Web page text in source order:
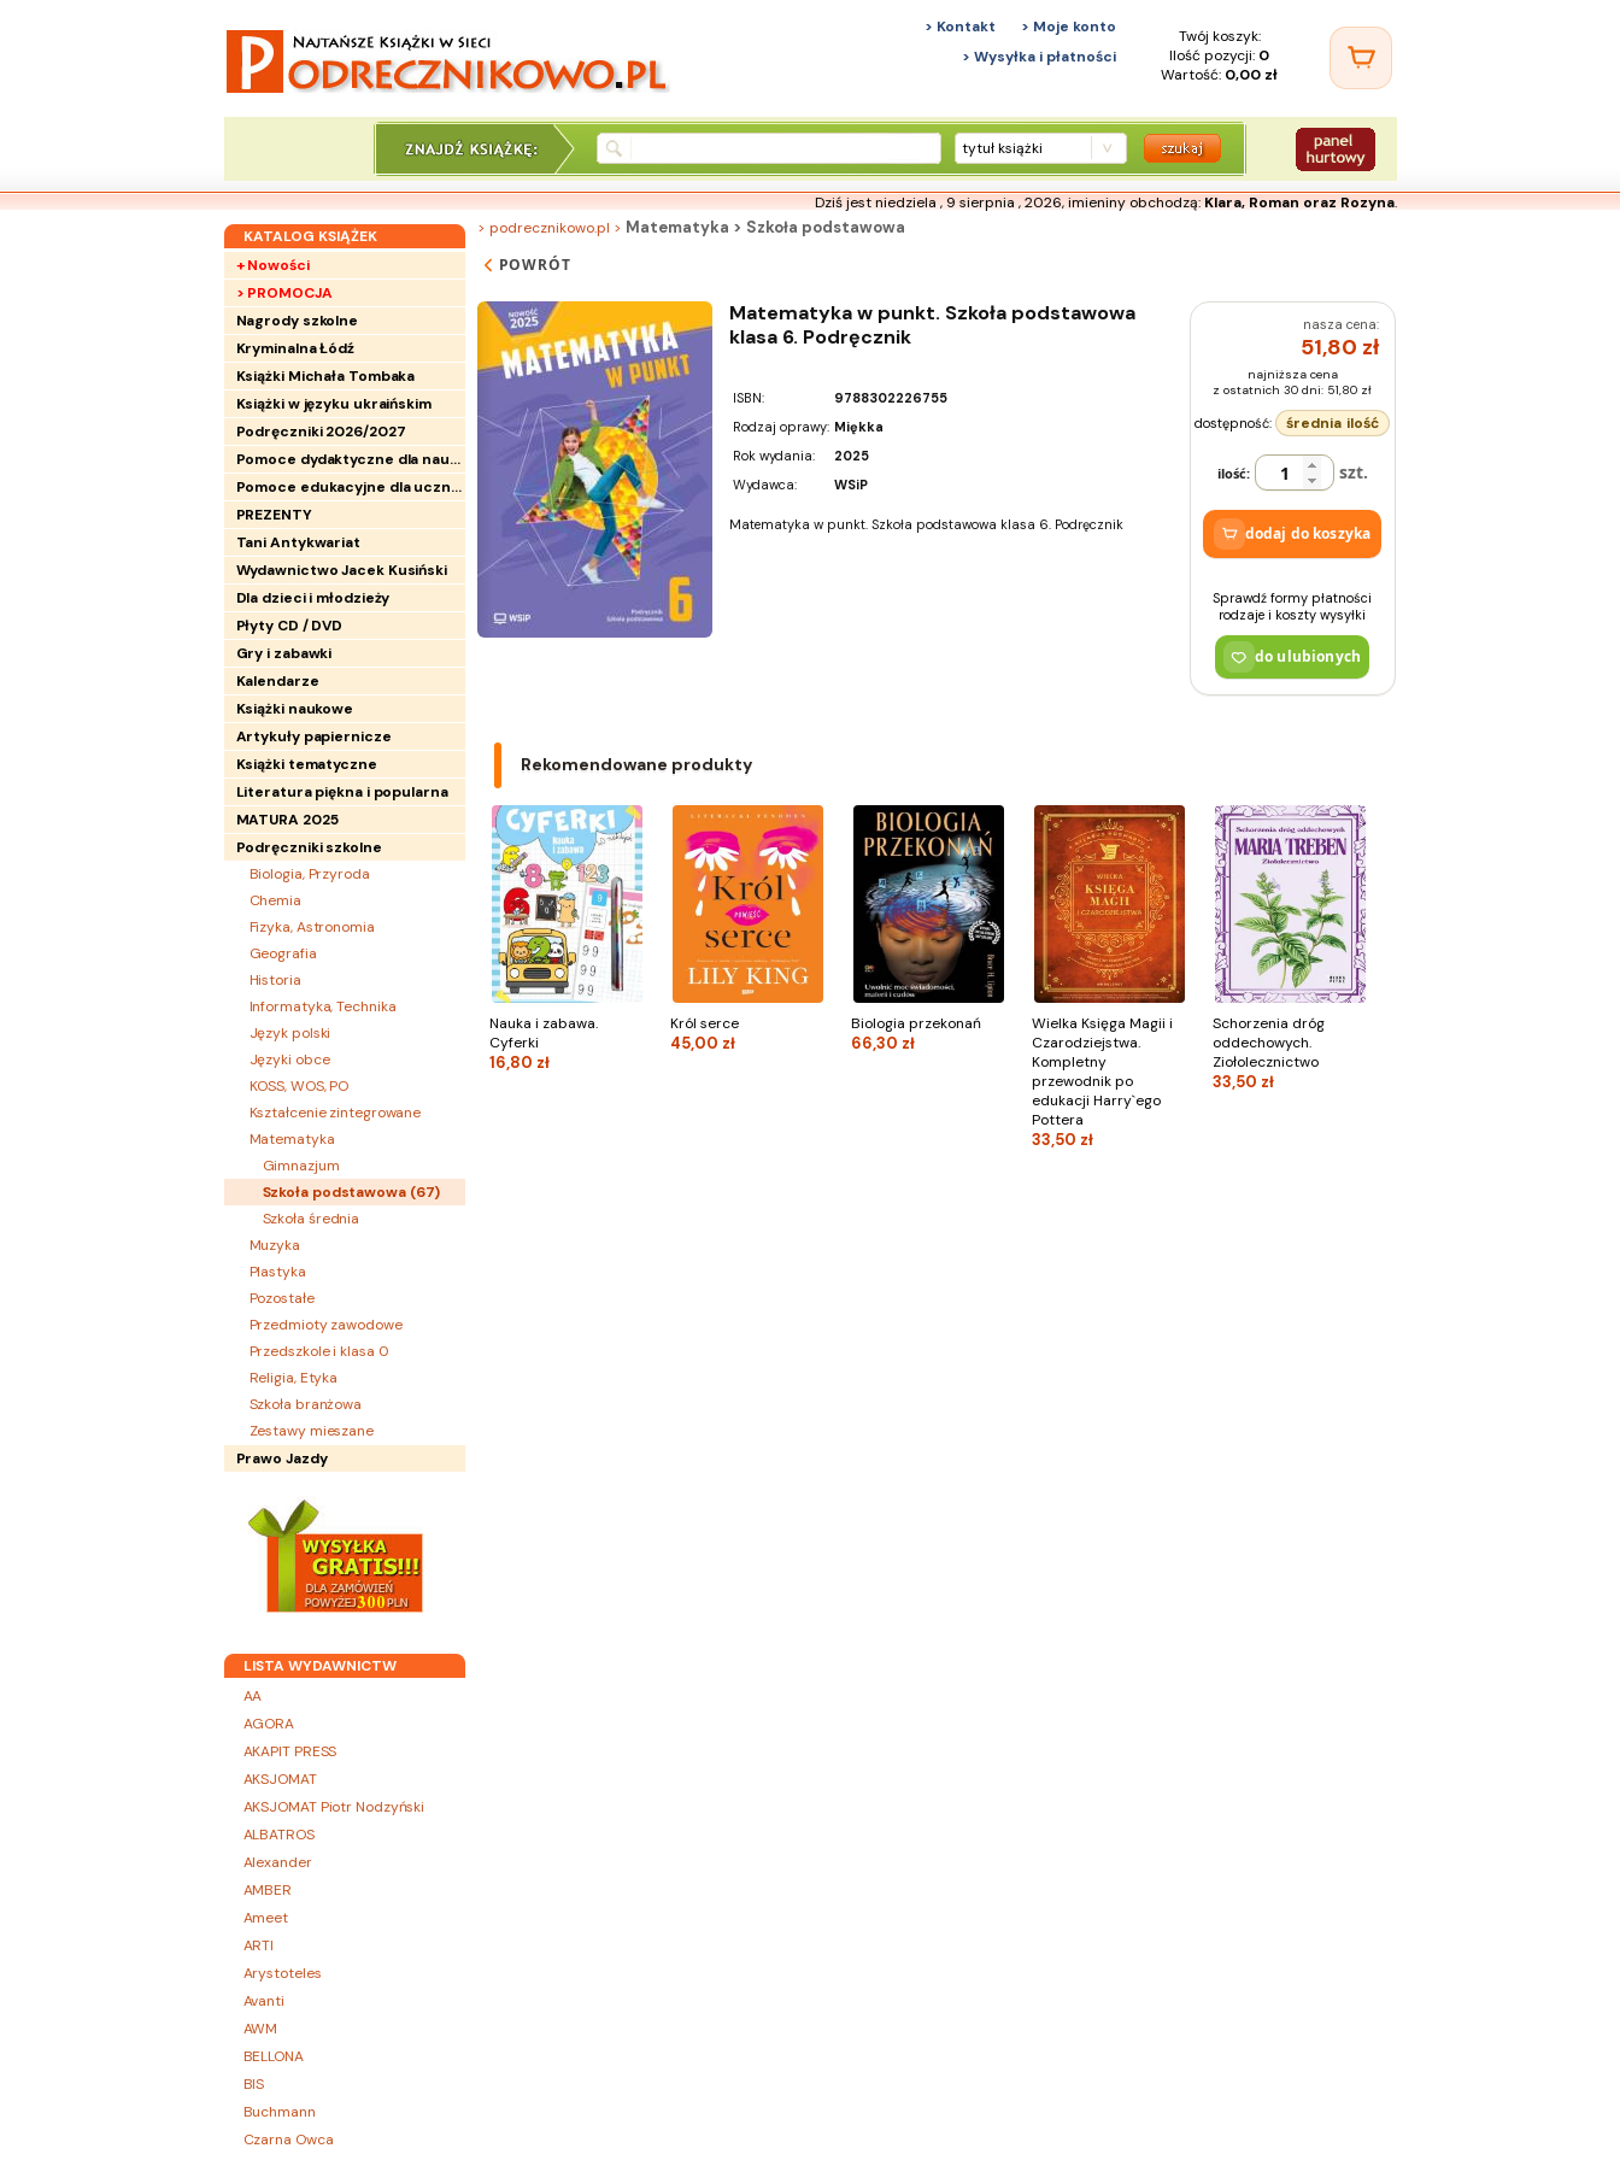
Twój koszyk:
Ilość pozycji: 0
Wartość: 0,00 zł
> Moje konto
> Kontakt
> Wysyłka i płatności
tytuł książki
Dziś jest niedziela , 9 sierpnia , 2026,imieniny obchodzą: Klara, Roman oraz Rozyna.
KATALOG KSIĄŻEK
+ Nowości
> PROMOCJA
Nagrody szkolne
Kryminalna Łódź
Książki Michała Tombaka
Książki w języku ukraińskim
Podręczniki 2026/2027
Pomoce dydaktyczne dla nauczycieli
Pomoce edukacyjne dla uczniów
PREZENTY
Tani Antykwariat
Wydawnictwo Jacek Kusiński
Dla dzieci i młodzieży
Płyty CD / DVD
Gry i zabawki
Kalendarze
Książki naukowe
Artykuły papiernicze
Książki tematyczne
Literatura piękna i popularna
MATURA 2025
Podręczniki szkolne
Biologia, Przyroda
Chemia
Fizyka, Astronomia
Geografia
Historia
Informatyka, Technika
Język polski
Języki obce
KOSS, WOS, PO
Kształcenie zintegrowane
Matematyka
Gimnazjum
Szkoła podstawowa (67)
Szkoła średnia
Muzyka
Plastyka
Pozostałe
Przedmioty zawodowe
Przedszkole i klasa 0
Religia, Etyka
Szkoła branżowa
Zestawy mieszane
Prawo Jazdy
LISTA WYDAWNICTW
AA
AGORA
AKAPIT PRESS
AKSJOMAT
AKSJOMAT Piotr Nodzyński
ALBATROS
Alexander
AMBER
Ameet
ARTI
Arystoteles
Avanti
AWM
BELLONA
BIS
Buchmann
Czarna Owca
> podrecznikowo.pl > Matematyka > Szkoła podstawowa
POWRÓT
nasza cena:
51,80 zł
najniższa cena
z ostatnich 30 dni: 51,80 zł
dostępność: średnia ilość
ilość: szt.
dodaj do koszyka
Sprawdź formy płatności
rodzaje i koszty wysyłki
do ulubionych
Matematyka w punkt. Szkoła podstawowa
klasa 6. Podręcznik
ISBN:
9788302226755
Rodzaj oprawy: Miękka
Rok wydania:
2025
Wydawca:
WSiP
Matematyka w punkt. Szkoła podstawowa klasa 6. Podręcznik
Rekomendowane produkty
Nauka i zabawa.
Cyferki
16,80 zł
Król serce
45,00 zł
Biologia przekonań
66,30 zł
Wielka Księga Magii i
Czarodziejstwa.
Kompletny
przewodnik po
edukacji Harry`ego
Pottera
33,50 zł
Schorzenia dróg
oddechowych.
Ziołolecznictwo
33,50 zł